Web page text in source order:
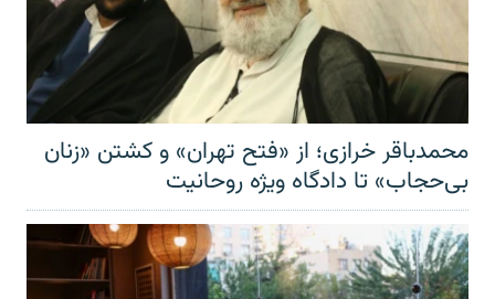
محمدباقر خرازی؛ از «فتح تهران» و کشتن «زنان
بی‌حجاب» تا دادگاه ویژه روحانیت